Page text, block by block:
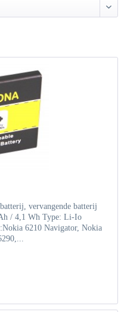
vervangende batterij
/ 4,1 Wh Type: Li-Io
6210 Navigator, Nokia